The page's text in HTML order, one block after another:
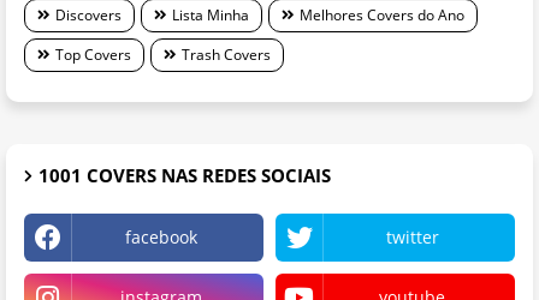
Discovers
Lista Minha
Melhores Covers do Ano
Top Covers
Trash Covers
1001 COVERS NAS REDES SOCIAIS
facebook twitter